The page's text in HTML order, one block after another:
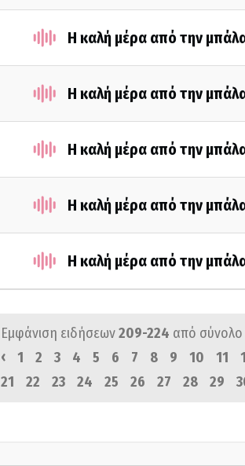
Η καλή μέρα από την
Η καλή μέρα από την
Η καλή μέρα από την
Η καλή μέρα από την
Η καλή μέρα από την
Εμφάνιση ειδήσεων209-224 από σύνολο
‹
1 2 3 4 5 6 7 8 9 10 11
21
22 23 24 25 26 27 28 29